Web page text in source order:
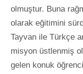
olmuştur. Buna
olarak eğitimini
Tayvan ile Türkçe
misyon üstlenmiş
gelen konuk